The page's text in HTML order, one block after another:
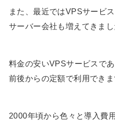
また、最近ではVPSサービ
サーバー会社も増えてきまし
料金の安いVPSサービスで
前後からの定額で利用できま
2000年頃から色々と導入費